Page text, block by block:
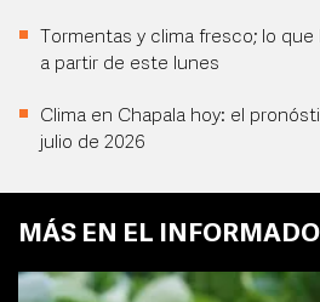
Tormentas y clima fresco; lo
a partir de este lunes
Clima en Chapala hoy: el
julio de 2026
MÁS EN EL